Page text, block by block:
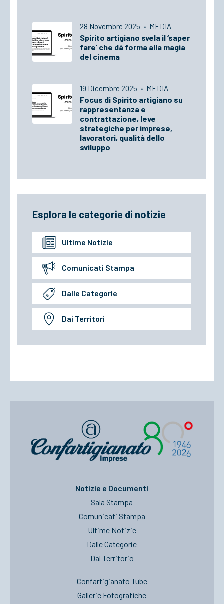
28 Novembre 2025 · MEDIA
Spirito artigiano svela il ‘saper
fare’ che dà forma alla magia
del cinema
19 Dicembre 2025 · MEDIA
Focus di Spirito artigiano su
rappresentanza e
contrattazione, leve
strategiche per imprese,
lavoratori, qualità dello
sviluppo
Esplora le categorie di notizie
Ultime Notizie
Comunicati Stampa
Dalle Categorie
Dai Territori
Notizie e Documenti
Sala Stampa
Comunicati Stampa
Ultime Notizie
Dalle Categorie
Dal Territorio
Confartigianato Tube
Gallerie Fotografiche